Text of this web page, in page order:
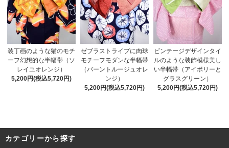
装丁画のような猫のモチ
ーフ幻想的な半幅帯（ソ
レイユオレンジ）
5,200円(税込5,720円)
ゼブラストライプに肉球
モチーフモダンな半幅帯
（バーントルージュオレ
ンジ）
5,200円(税込5,720円)
ビンテージデザインタイ
ルのような装飾模様美し
い半幅帯（アイボリーと
グラスグリーン）
5,200円(税込5,720円)
カテゴリーから探す